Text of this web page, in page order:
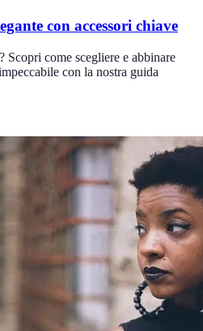
con accessori chiave
Scopri come scegliere e abbinare
con la nostra guida